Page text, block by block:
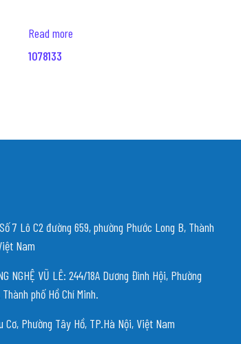
Read more
1078133
7 Lô C2 đường 659, phường Phước Long B, Thành
Nam
NGHỆ VŨ LÊ: 244/18A Dương Đình Hội, Phường
phố Hồ Chí Minh.
Cơ, Phường Tây Hồ, TP.Hà Nội, Việt Nam